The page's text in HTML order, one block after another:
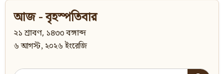
আজ - বৃহস্পতিবার
২১ শ্রাবণ, ১৪৩৩ বঙ্গাব্দ
৬ আগস্ট, ২০২৬ ইংরেজি